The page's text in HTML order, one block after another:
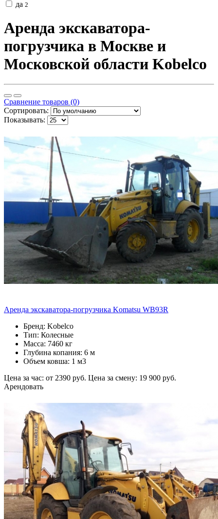
да 2
Аренда экскаватора-
погрузчика в Москве и
Московской области Kobelco
Сравнение товаров (0)
Сортировать:
Показывать:
Аренда экскаватора-погрузчика Komatsu WB93R
Бренд: Kobelco
Тип: Колесные
Масса: 7460 кг
Глубина копания: 6 м
Объем ковша: 1 м3
Цена за час: от 2390 руб. Цена за смену: 19 900 руб.
Арендовать